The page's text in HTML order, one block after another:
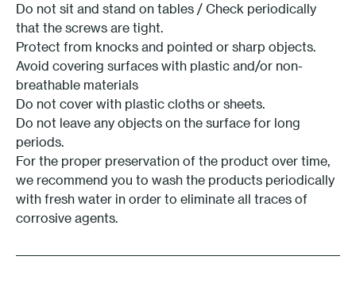
Do not sit and stand on tables / Check periodically
that the screws are tight.
Protect from knocks and pointed or sharp objects.
Avoid covering surfaces with plastic and/or non-
breathable materials
Do not cover with plastic cloths or sheets.
Do not leave any objects on the surface for long
periods.
For the proper preservation of the product over time,
we recommend you to wash the products periodically
with fresh water in order to eliminate all traces of
corrosive agents.